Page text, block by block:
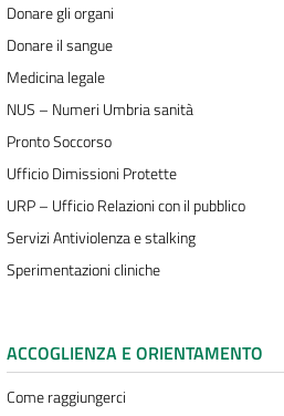
Donare gli organi
Donare il sangue
Medicina legale
NUS – Numeri Umbria sanità
Pronto Soccorso
Ufficio Dimissioni Protette
URP – Ufficio Relazioni con il pubblico
Servizi Antiviolenza e stalking
Sperimentazioni cliniche
ACCOGLIENZA E ORIENTAMENTO
Come raggiungerci